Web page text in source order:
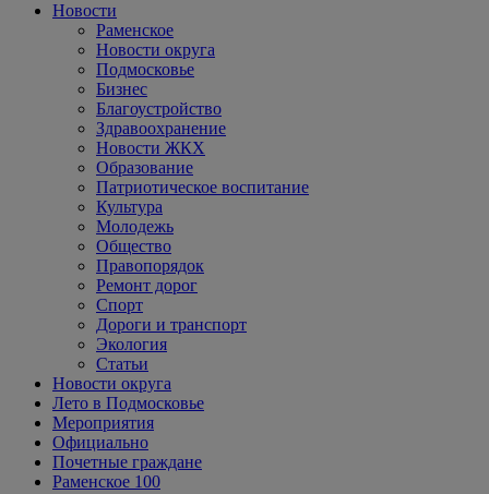
Новости
Раменское
Новости округа
Подмосковье
Бизнес
Благоустройство
Здравоохранение
Новости ЖКХ
Образование
Патриотическое воспитание
Культура
Молодежь
Общество
Правопорядок
Ремонт дорог
Спорт
Дороги и транспорт
Экология
Статьи
Новости округа
Лето в Подмосковье
Мероприятия
Официально
Почетные граждане
Раменское 100